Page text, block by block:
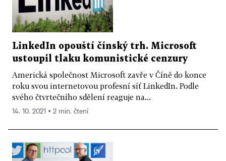
LinkedIn opouští čínský trh. Microsoft
ustoupil tlaku komunistické cenzury
Americká společnost Microsoft zavře v Číně do konce
roku svou internetovou profesní síť LinkedIn. Podle
svého čtvrtečního sdělení reaguje na...
14. 10. 2021 ▪ 2 min. čtení